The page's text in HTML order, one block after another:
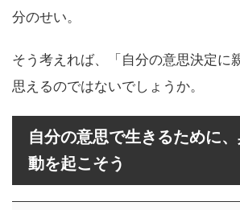
分のせい。
そう考えれば、「自分の意思決定に
思えるのではないでしょうか。
自分の意思で生きるために
動を起こそう